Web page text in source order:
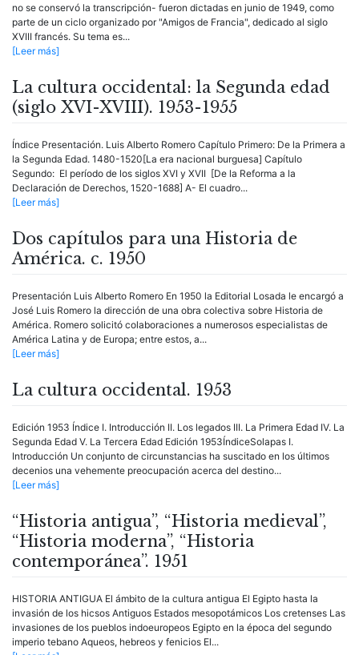
no se conservó la transcripción- fueron dictadas en junio de 1949, como
parte de un ciclo organizado por "Amigos de Francia", dedicado al siglo
XVIII francés. Su tema es...
[Leer más]
La cultura occidental: la Segunda edad
(siglo XVI-XVIII). 1953-1955
Índice Presentación. Luis Alberto Romero Capítulo Primero: De la Primera a
la Segunda Edad. 1480-1520[La era nacional burguesa] Capítulo
Segundo: El período de los siglos XVI y XVII [De la Reforma a la
Declaración de Derechos, 1520-1688] A- El cuadro...
[Leer más]
Dos capítulos para una Historia de
América. c. 1950
Presentación Luis Alberto Romero En 1950 la Editorial Losada le encargó a
José Luis Romero la dirección de una obra colectiva sobre Historia de
América. Romero solicitó colaboraciones a numerosos especialistas de
América Latina y de Europa; entre estos, a...
[Leer más]
La cultura occidental. 1953
Edición 1953 Índice I. Introducción II. Los legados III. La Primera Edad IV. La
Segunda Edad V. La Tercera Edad Edición 1953ÍndiceSolapas I.
Introducción Un conjunto de circunstancias ha suscitado en los últimos
decenios una vehemente preocupación acerca del destino...
[Leer más]
“Historia antigua”, “Historia medieval”,
“Historia moderna”, “Historia
contemporánea”. 1951
HISTORIA ANTIGUA El ámbito de la cultura antigua El Egipto hasta la
invasión de los hicsos Antiguos Estados mesopotámicos Los cretenses Las
invasiones de los pueblos indoeuropeos Egipto en la época del segundo
imperio tebano Aqueos, hebreos y fenicios El...